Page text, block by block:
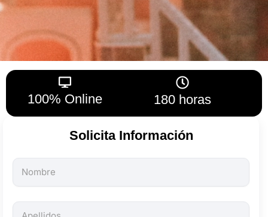
100% Online 180 horas
Solicita Información
Todos
los
son